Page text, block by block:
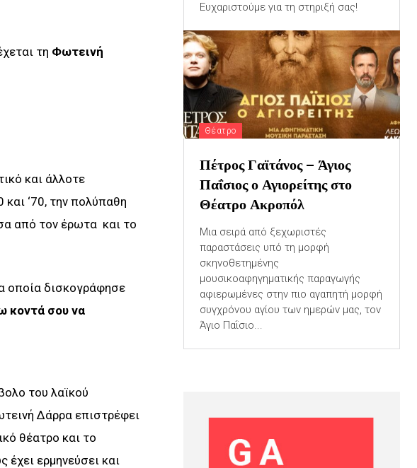
τη Φωτεινή
και άλλοτε
‘70, την πολύπαθη
από τον έρωτα και το
οποία δισκογράφησε
κοντά σου να
του λαϊκού
Δάρρα επιστρέφει
θέατρο και το
ερμηνεύσει και
Ευχαριστούμε για τη στηριξή σας!
Θέατρο
Πέτρος Γαϊτάνος – Άγιος
Παΐσιος ο Αγιορείτης στο
Θέατρο Ακροπόλ
Μια σειρά από ξεχωριστές
παραστάσεις υπό τη μορφή
σκηνοθετημένης
μουσικοαφηγηματικής παραγωγής
αφιερωμένες στην πιο αγαπητή μορφή
συγχρόνου αγίου των ημερών μας, τον
Άγιο Παΐσιο...